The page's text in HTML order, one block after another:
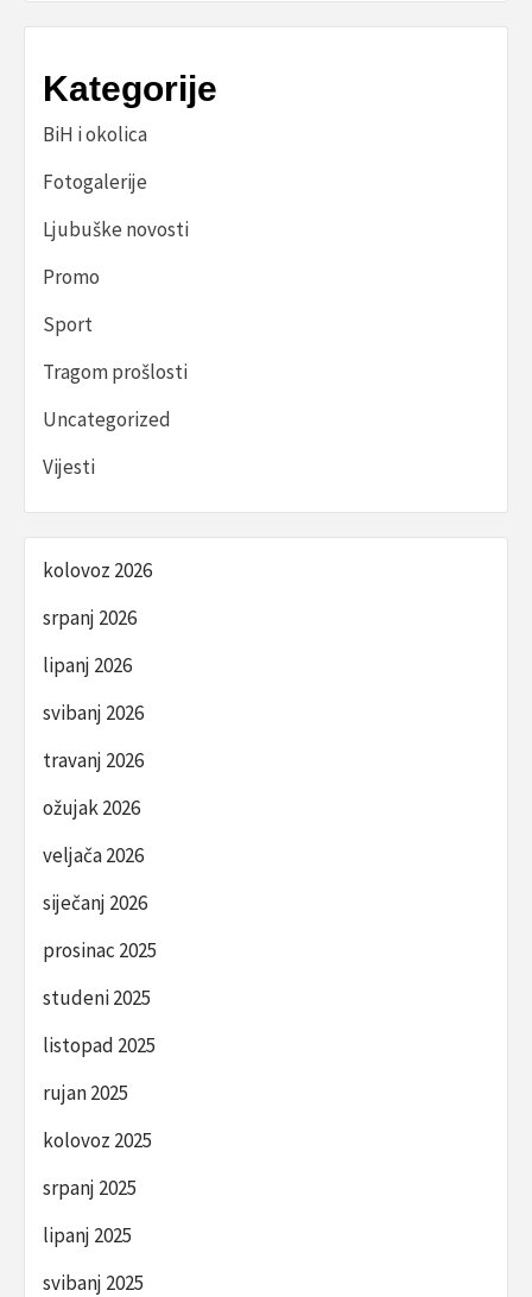
Kategorije
BiH i okolica
Fotogalerije
Ljubuške novosti
Promo
Sport
Tragom prošlosti
Uncategorized
Vijesti
kolovoz 2026
srpanj 2026
lipanj 2026
svibanj 2026
travanj 2026
ožujak 2026
veljača 2026
siječanj 2026
prosinac 2025
studeni 2025
listopad 2025
rujan 2025
kolovoz 2025
srpanj 2025
lipanj 2025
svibanj 2025